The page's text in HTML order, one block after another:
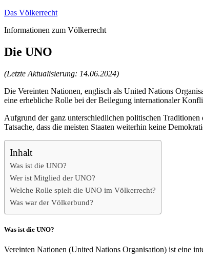
Zum
springen
Das Völkerrecht
Informationen zum Völkerrecht
Die UNO
(Letzte Aktualisierung: 14.06.2024)
Die Vereinten Nationen, englisch als United Nations
eine erhebliche Rolle bei der Beilegung internationaler
Aufgrund der ganz unterschiedlichen politischen
Tatsache, dass die meisten Staaten weiterhin keine
Inhalt
Was ist die UNO?
Wer ist Mitglied der UNO?
Welche Rolle spielt die UNO im Völkerrecht?
Was war der Völkerbund?
Was ist die UNO?
Vereinten Nationen (United Nations Organisation) ist eine